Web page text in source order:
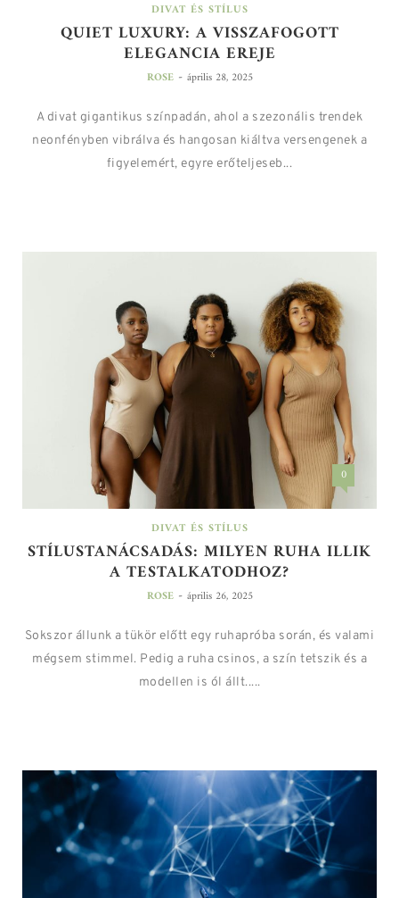
DIVAT ÉS STÍLUS
QUIET LUXURY: A VISSZAFOGOTT
ELEGANCIA EREJE
ROSE - április 28, 2025
A divat gigantikus színpadán, ahol a szezonális trendek
neonfényben vibrálva és hangosan kiáltva versengenek a
figyelemért, egyre erőteljeseb...
0
DIVAT ÉS STÍLUS
STÍLUSTANÁCSADÁS: MILYEN RUHA ILLIK
A TESTALKATODHOZ?
ROSE - április 26, 2025
Sokszor állunk a tükör előtt egy ruhapróba során, és valami
mégsem stimmel. Pedig a ruha csinos, a szín tetszik és a
modellen is ól állt.....